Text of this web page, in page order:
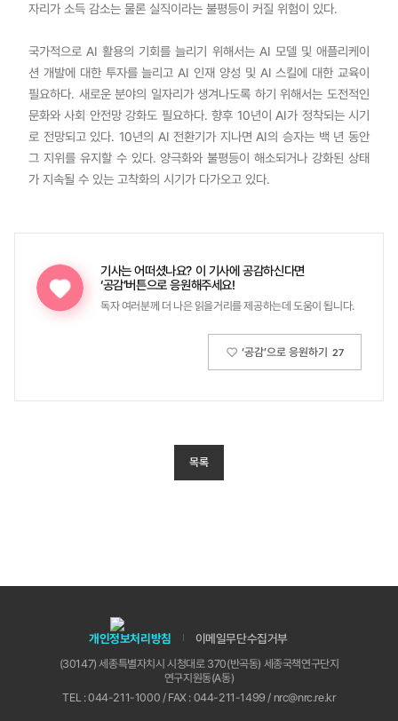
자리가 소득 감소는 물론 실직이라는 불평등이 커질 위험이 있다.
국가적으로 AI 활용의 기회를 늘리기 위해서는 AI 모델 및 애플리케이
션 개발에 대한 투자를 늘리고 AI 인재 양성 및 AI 스킬에 대한 교육이
필요하다. 새로운 분야의 일자리가 생겨나도록 하기 위해서는 도전적인
문화와 사회 안전망 강화도 필요하다. 향후 10년이 AI가 정착되는 시기
로 전망되고 있다. 10년의 AI 전환기가 지나면 AI의 승자는 백 년 동안
그 지위를 유지할 수 있다. 양극화와 불평등이 해소되거나 강화된 상태
가 지속될 수 있는 고착화의 시기가 다가오고 있다.
기사는 어떠셨나요? 이 기사에 공감하신다면
‘공감’버튼으로 응원해주세요!
독자 여러분께 더 나은 읽을거리를 제공하는데 도움이 됩니다.
‘공감’으로 응원하기 27
목록
개인정보처리방침 이메일무단수집거부
(30147) 세종특별자치시 시청대로 370(반곡동) 세종국책연구단지
연구지원동(A동)
TEL : 044-211-1000 / FAX : 044-211-1499 / nrc@nrc.re.kr